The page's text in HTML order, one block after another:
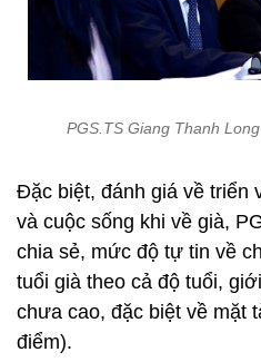
PGS.TS Giang Thanh
Đặc biệt, đánh giá về triển
và cuộc sống khi về già,
chia sẻ, mức độ tự tin về
tuổi già theo cả độ tuổi,
chưa cao, đặc biệt về mặt
điểm).